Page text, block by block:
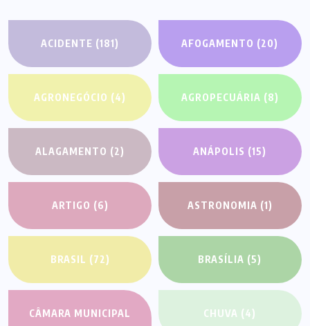
ACIDENTE (181) AFOGAMENTO (20)
AGRONEGÓCIO (4) AGROPECUÁRIA (8)
ALAGAMENTO (2) ANÁPOLIS (15)
ARTIGO (6) ASTRONOMIA (1)
BRASIL (72) BRASÍLIA (5)
CÂMARA MUNICIPAL
CHUVA (4)